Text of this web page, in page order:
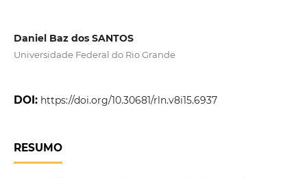
Daniel Baz dos SANTOS
Universidade Federal do Rio Grande
DOI: https://doi.org/10.30681/rln.v8i15.6937
RESUMO